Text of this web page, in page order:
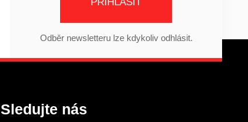
Odběr newsletteru lze kdykoliv odhlásit.
Sledujte nás